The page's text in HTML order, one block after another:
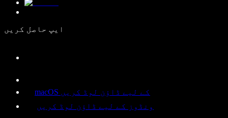
ایپ حاصل کریں
macOS کے لیے ڈاؤن لوڈ کریں
ونڈوز کے لیے ڈاؤن لوڈ کریں